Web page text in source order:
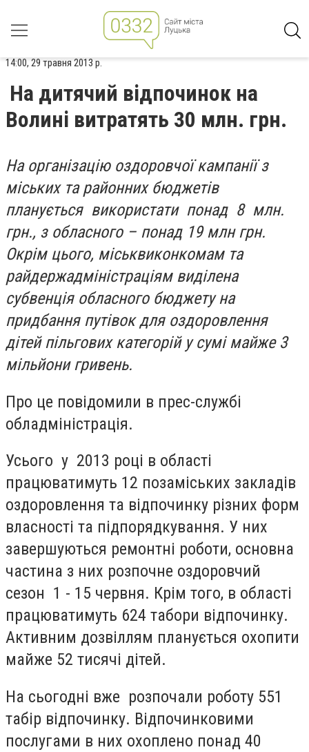
14:00, 29 травня 2013 р.
На дитячий відпочинок на
Волині витратять 30 млн. грн.
На організацію оздоровчої кампанії з
міських та районних бюджетів
планується використати понад 8 млн.
грн., з обласного – понад 19 млн грн.
Окрім цього, міськвиконкомам та
райдержадміністраціям виділена
субвенція обласного бюджету на
придбання путівок для оздоровлення
дітей пільгових категорій у сумі майже 3
мільйони гривень.
Про це повідомили в прес-службі
обладміністрація.
Усього у 2013 році в області
працюватимуть 12 позаміських закладів
оздоровлення та відпочинку різних форм
власності та підпорядкування. У них
завершуються ремонтні роботи, основна
частина з них розпочне оздоровчий
сезон 1 - 15 червня. Крім того, в області
працюватимуть 624 табори відпочинку.
Активним дозвіллям планується охопити
майже 52 тисячі дітей.
На сьогодні вже розпочали роботу 551
табір відпочинку. Відпочинковими
послугами в них охоплено понад 40